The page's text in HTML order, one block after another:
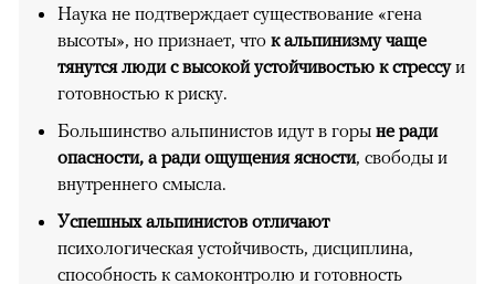
Наука не подтверждает существование «гена
высоты», но признает, что к альпинизму чаще
тянутся люди с высокой устойчивостью к стрессуи
готовностью к риску.
Большинство альпинистов идут в горы не ради
опасности, а ради ощущения ясности, свободы и
внутреннего смысла.
Успешных альпинистов отличают
психологическая устойчивость, дисциплина,
способность к самоконтролю и готовность